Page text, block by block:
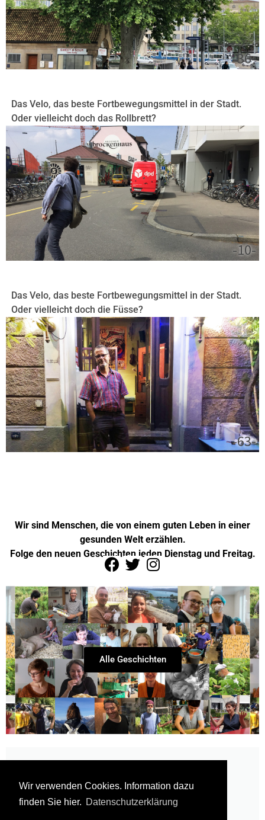
Wir verwenden Cookies. Information dazu
finden Sie hier. Datenschutzerklärung
-36-
-10-
Das Velo, das beste Fortbewegungsmittel in der Stadt.
Oder vielleicht doch das Rollbrett?
-63-
Das Velo, das beste Fortbewegungsmittel in der Stadt.
Oder vielleicht doch die Füsse?
Wir sind Menschen, die von einem guten Leben in einer
gesunden Welt erzählen.
Folge den neuen Geschichten jeden Dienstag und Freitag.
Alle Geschichten